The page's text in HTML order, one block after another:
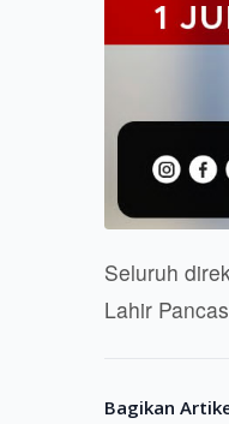
Seluruh
Lahir
Bagikan